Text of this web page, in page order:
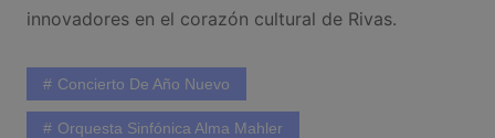
innovadores en el corazón cultural de Rivas.
Concierto De Año Nuevo
Orquesta Sinfónica Alma Mahler